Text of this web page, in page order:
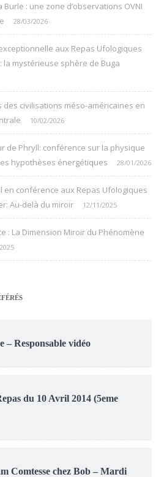
Burle : une zone d’observations OVNI
28/03/2026
aux Repas Ufologiques
la mystérieuse sphère de Buga
des civilisations méso-américaines en
10/02/2026
de Phryll: conférence sur la physique
hypothèses énergétiques
28/01/2026
en conférence aux Repas Ufologiques
Au-delà du miroir
12/11/2025
: La Dimension Miroir du Phénomène
– Responsable vidéo
du 10 Avril 2014 (5eme
Comtesse chez Bob – Mardi